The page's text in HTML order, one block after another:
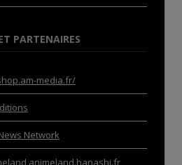
PARTENAIRES
media.fr/
Network
animeland.hanashi.fr